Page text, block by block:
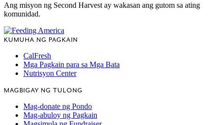
Ang misyon ng Second Harvest ay wakasan ang gutom sa ating
komunidad.
KUMUHA NG PAGKAIN
CalFresh
Mga Pagkain para sa Mga Bata
Nutrisyon Center
MAGBIGAY NG TULONG
Mag-donate ng Pondo
Mag-abuloy ng Pagkain